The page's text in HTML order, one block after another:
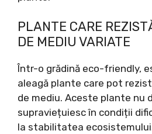
PLANTE CARE
DE MEDIU VARIATE
Într-o grădină eco-friendly,
aleagă plante care pot
de mediu. Aceste plante nu
supraviețuiesc în condiții
la stabilitatea